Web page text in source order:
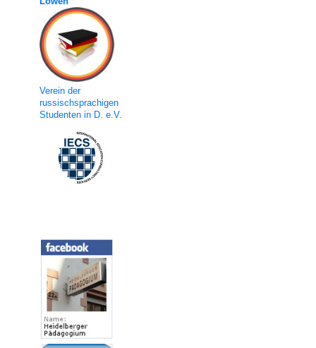
Verein der
russischsprachigen
Studenten in D. e.V.